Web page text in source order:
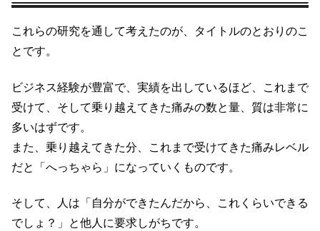
これらの研究を通して考えたのが、タイトルのとおりのこ
とです。
ビジネス経験が豊富で、実績を出しているほど、これまで
受けて、そして乗り越えてきた痛みの数と量、質は非常に
多いはずです。
また、乗り越えてきた分、これまで受けてきた痛みレベル
だと「へっちゃら」になっていくものです。
そして、人は「自分ができたんだから、これくらいできる
でしょ？」と他人に要求しがちです。